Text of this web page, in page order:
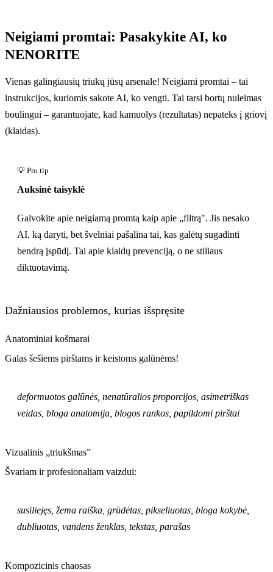
Neigiami promtai: Pasakykite AI, ko
NENORITE
Vienas galingiausių triukų jūsų arsenale! Neigiami promtai – tai
instrukcijos, kuriomis sakote AI, ko vengti. Tai tarsi bortų nuleimas
boulingui – garantuojate, kad kamuolys (rezultatas) nepateks į griovį
(klaidas).
Auksinė taisyklė
Galvokite apie neigiamą promtą kaip apie „filtrą". Jis nesako
AI, ką daryti, bet švelniai pašalina tai, kas galėtų sugadinti
bendrą įspūdį. Tai apie klaidų prevenciją, o ne stiliaus
diktuotavimą.
Dažniausios problemos, kurias išspręsite
Anatominiai košmarai
Galas šešiems pirštams ir keistoms galūnėms!
deformuotos galūnės, nenatūralios proporcijos, asimetriškas
veidas, bloga anatomija, blogos rankos, papildomi pirštai
Vizualinis „triukšmas”
Švariam ir profesionaliam vaizdui:
susiliejęs, žema raiška, grūdėtas, pikseliuotas, bloga kokybė,
dubliuotas, vandens ženklas, tekstas, parašas
Kompozicinis chaosas